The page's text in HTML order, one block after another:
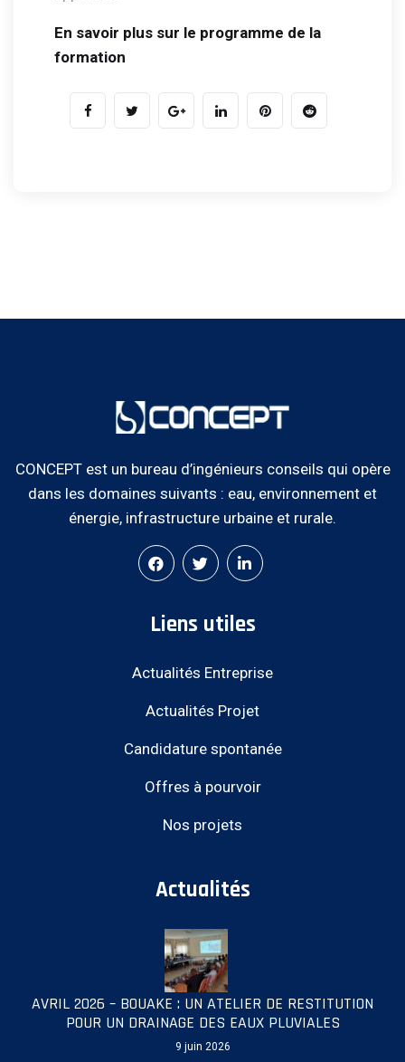
En savoir plus sur le programme de la
formation
CONCEPT est un bureau d’ingénieurs conseils qui opère
dans les domaines suivants : eau, environnement et
énergie, infrastructure urbaine et rurale.
Liens utiles
Actualités Entreprise
Actualités Projet
Candidature spontanée
Offres à pourvoir
Nos projets
Actualités
AVRIL 2026 – BOUAKE : UN ATELIER DE RESTITUTION
POUR UN DRAINAGE DES EAUX PLUVIALES
9 juin 2026